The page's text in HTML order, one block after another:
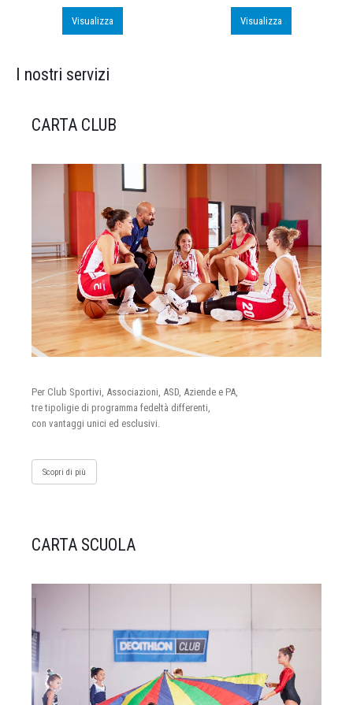
Visualizza Visualizza
I nostri servizi
CARTA CLUB
Per Club Sportivi, Associazioni, ASD, Aziende e PA,
tre tipoligie di programma fedeltà differenti,
con vantaggi unici ed esclusivi.
Scopri di più
CARTA SCUOLA